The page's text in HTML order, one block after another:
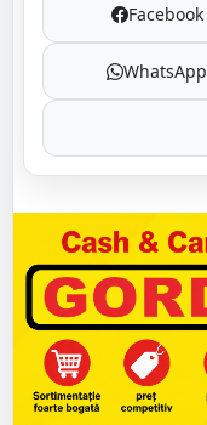
Facebook
WhatsApp